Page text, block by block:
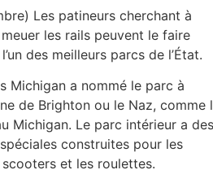
Les patineurs cherchant à
les rails peuvent le faire
des meilleurs parcs de l’État.
Michigan a nommé le parc à
de Brighton ou le Naz, comme
Michigan. Le parc intérieur a des
construites pour les
et les roulettes.